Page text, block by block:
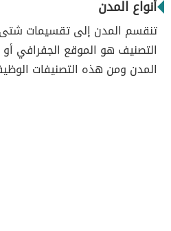
أنواع المدن
تنقسم المدن إلى تقسيمات
التصنيف هو الموقع الجفرافي
المدن ومن هذه التصنيفات